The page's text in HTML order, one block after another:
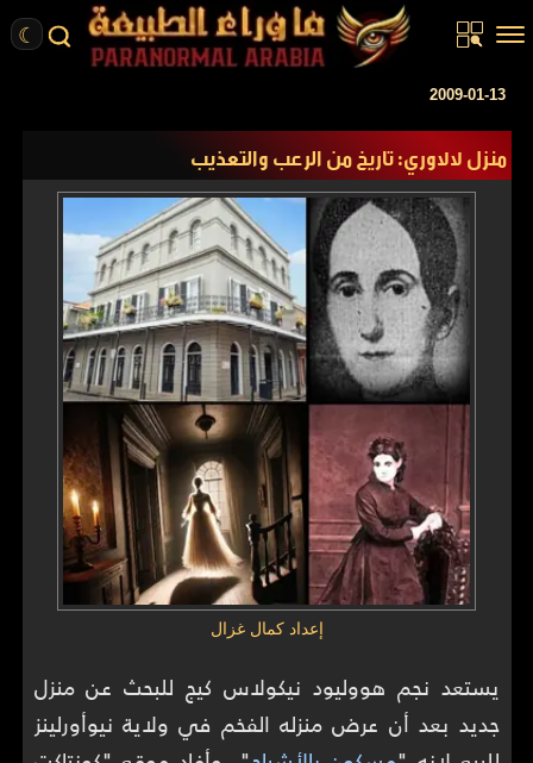
☾
الرئيسية
قصص واقعية
تحقيقات
ركن الخيال
عن الموقع
ENGLISH
2009-01-13
منزل لالاوري: تاريخ من الرعب والتعذيب
إعداد كمال غزال
يستعد نجم هووليود نيكولاس كيج للبحث عن منزل
جديد بعد أن عرض منزله الفخم في ولاية نيوأورلينز